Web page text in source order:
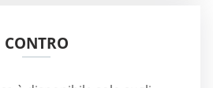
CONTRO